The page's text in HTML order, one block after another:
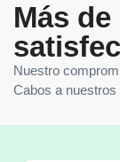
Más
Nuestro
Cabos a nuestros